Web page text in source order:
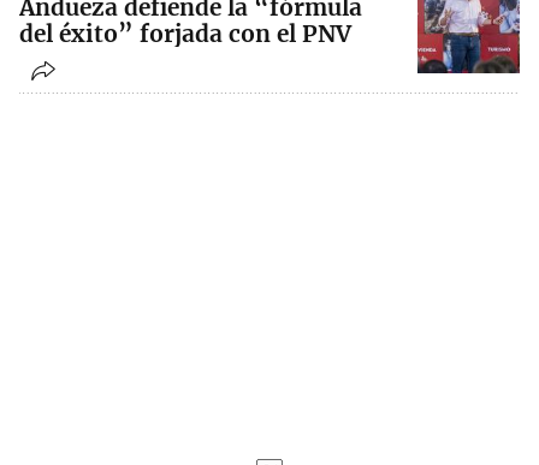
Andueza defiende la “fórmula
del éxito” forjada con el PNV